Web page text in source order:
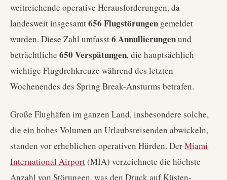
weitreichende operative Herausforderungen, da
landesweit insgesamt656 Flugstörungen gemeldet
wurden. Diese Zahl umfasst6 Annullierungenund
beträchtliche 650 Verspätungen, die hauptsächlich
wichtige Flugdrehkreuze während des letzten
Wochenendes des Spring Break-Ansturms betrafen.
Große Flughäfen im ganzen Land, insbesondere solche,
die ein hohes Volumen an Urlaubsreisenden abwickeln,
standen vor erheblichen operativen Hürden. DerMiami
International Airport(MIA) verzeichnete die höchste
Anzahl von Störungen, was den Druck auf Küsten-